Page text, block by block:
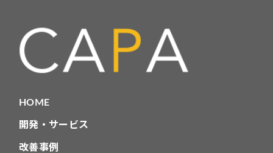
HOME
開発・サービス
改善事例